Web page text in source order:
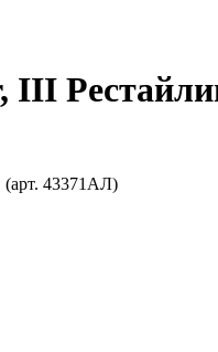
(арт. 43371АЛ)